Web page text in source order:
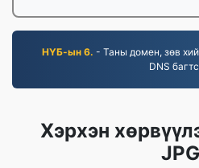
НҮБ-ын 6. - Таны домен, зөв
DNS
Хэрхэн
JPG